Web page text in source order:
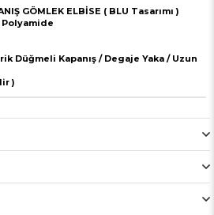
GÖMLEK ELBİSE ( BLU Tasarımı )
Polyamide
Düğmeli Kapanış / Degaje Yaka / Uzun
)